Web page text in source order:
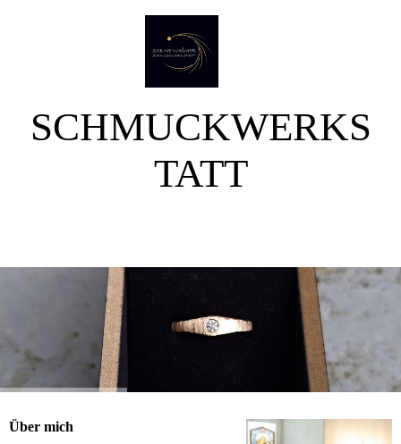
SCHMUCKWERKS
TATT
Über mich